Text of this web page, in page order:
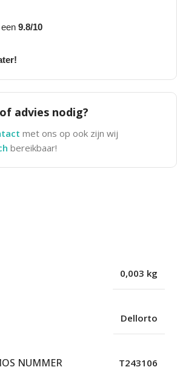
9.8/10
advies nodig?
met ons op ook zijn wij
bereikbaar!
0,003 kg
Dellorto
NUMMER T243106